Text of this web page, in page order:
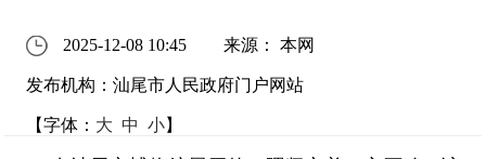
2025-12-08 10:45 来源： 本网
发布机构：汕尾市人民政府门户网站
【字体： 大 中 小】